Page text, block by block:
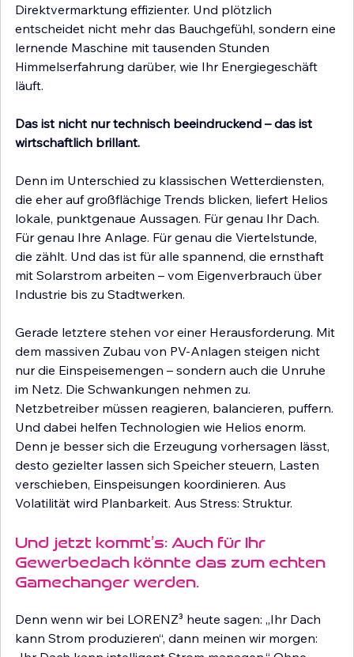
Direktvermarktung effizienter. Und plötzlich
entscheidet nicht mehr das Bauchgefühl, sondern eine
lernende Maschine mit tausenden Stunden
Himmelserfahrung darüber, wie Ihr Energiegeschäft
läuft.
Das ist nicht nur technisch beeindruckend – das ist
wirtschaftlich brillant.
Denn im Unterschied zu klassischen Wetterdiensten,
die eher auf großflächige Trends blicken, liefert Helios
lokale, punktgenaue Aussagen. Für genau Ihr Dach.
Für genau Ihre Anlage. Für genau die Viertelstunde,
die zählt. Und das ist für alle spannend, die ernsthaft
mit Solarstrom arbeiten – vom Eigenverbrauch über
Industrie bis zu Stadtwerken.
Gerade letztere stehen vor einer Herausforderung. Mit
dem massiven Zubau von PV-Anlagen steigen nicht
nur die Einspeisemengen – sondern auch die Unruhe
im Netz. Die Schwankungen nehmen zu.
Netzbetreiber müssen reagieren, balancieren, puffern.
Und dabei helfen Technologien wie Helios enorm.
Denn je besser sich die Erzeugung vorhersagen lässt,
desto gezielter lassen sich Speicher steuern, Lasten
verschieben, Einspeisungen koordinieren. Aus
Volatilität wird Planbarkeit. Aus Stress: Struktur.
Und jetzt kommt’s: Auch für Ihr
Gewerbedach könnte das zum echten
Gamechanger werden.
Denn wenn wir bei LORENZ³ heute sagen: „Ihr Dach
kann Strom produzieren“, dann meinen wir morgen: